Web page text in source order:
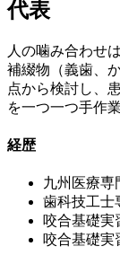
代表
人の噛み合わせ
補綴物（義歯、
点から検討し、
を一つ一つ手作
経歴
九州医療
歯科技工士
咬合基礎実
咬合基礎実